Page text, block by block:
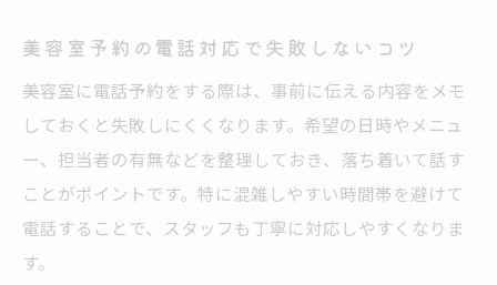
美容室予約の電話対応で失敗しないコツ
美容室に電話予約をする際は、事前に伝える内容をメモ
しておくと失敗しにくくなります。希望の日時やメニュ
ー、担当者の有無などを整理しておき、落ち着いて話す
ことがポイントです。特に混雑しやすい時間帯を避けて
電話することで、スタッフも丁寧に対応しやすくなりま
す。